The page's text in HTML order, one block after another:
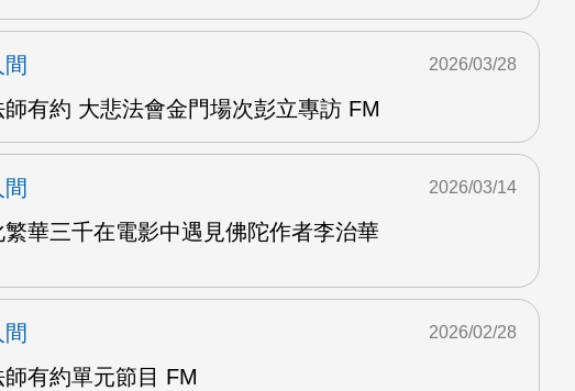
有約 大悲法會金門場次彭立專訪 FM
2026/03/28
華三千在電影中遇見佛陀作者李治華
2026/03/14
有約單元節目 FM
2026/02/28